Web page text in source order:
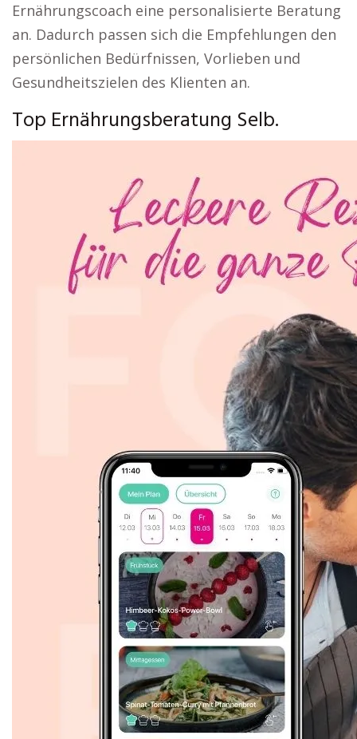
Ernährungscoach eine personalisierte Beratung
an. Dadurch passen sich die Empfehlungen den
persönlichen Bedürfnissen, Vorlieben und
Gesundheitszielen des Klienten an.
Top Ernährungsberatung Selb.